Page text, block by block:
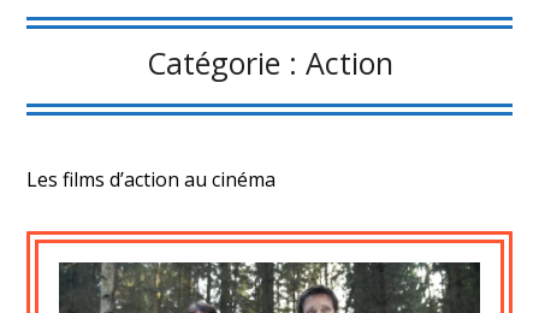
Catégorie : Action
Les films d’action au cinéma